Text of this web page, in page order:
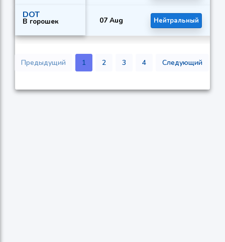
DOT
В горошек 07 Aug Нейтральный
Предыдущий 1 2 3 4 Следующий